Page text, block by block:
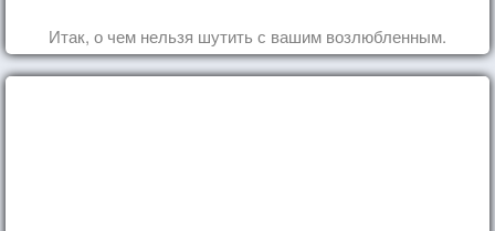
Итак, о чем нельзя шутить с вашим возлюбленным.